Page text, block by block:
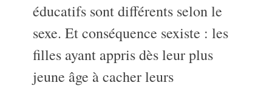
éducatifs sont différents selon le
sexe. Et conséquence sexiste : les
filles ayant appris dès leur plus
jeune âge à cacher leurs